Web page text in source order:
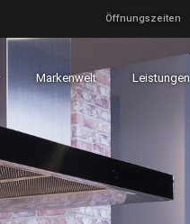
Öffnungszeiten
Markenwelt Leistungen